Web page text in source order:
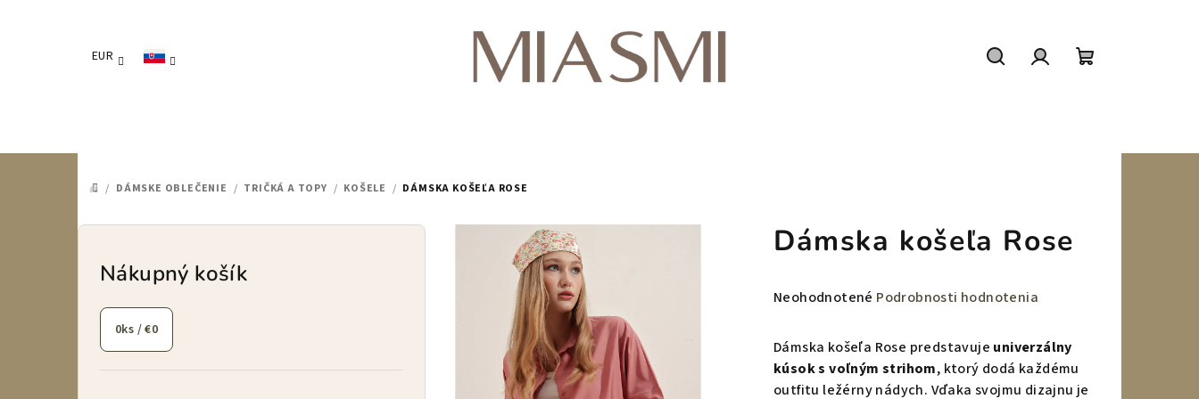
EUR
DOMOV
/ DÁMSKE OBLEČENIE / TRIČKÁ A TOPY / KOŠELE / DÁMSKA KOŠEĽA ROSE
B
Nákupný košík
0ks /€0
Dámska košeľa Rose
Priemerné
produktu
je
0,0
Neohodnotené Podrobnosti hodnotenia
Dámska košeľa Rose predstavuje univerzálny
kúsok s voľným strihom, ktorý dodá každému
outfitu ležérny nádych. Vďaka svojmu dizajnu je